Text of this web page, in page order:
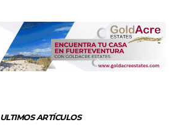
ULTIMOS ARTÍCULOS